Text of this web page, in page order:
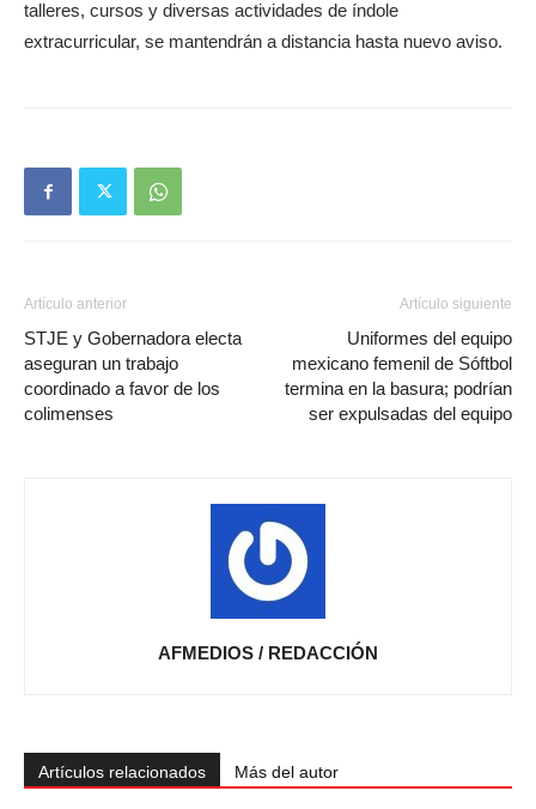
talleres, cursos y diversas actividades de índole
extracurricular, se mantendrán a distancia hasta nuevo aviso.
Artículo anterior
STJE y Gobernadora electa
aseguran un trabajo
coordinado a favor de los
colimenses
Artículo siguiente
Uniformes del equipo
mexicano femenil de Sóftbol
termina en la basura; podrían
ser expulsadas del equipo
AFMEDIOS / REDACCIÓN
Artículos relacionados Más del autor